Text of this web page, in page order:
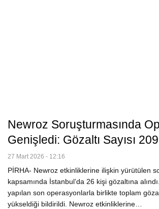
Newroz Soruşturmasında
Genişledi: Gözaltı Sayısı
27 Mart 2026 - 12:16
PİRHA- Newroz etkinliklerine ilişkin yürütülen
kapsamında İstanbul’da 26 kişi gözaltına
yapılan son operasyonlarla birlikte toplam
yükseldiği bildirildi. Newroz etkinliklerine…